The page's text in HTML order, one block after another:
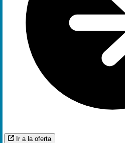
Ir a la oferta